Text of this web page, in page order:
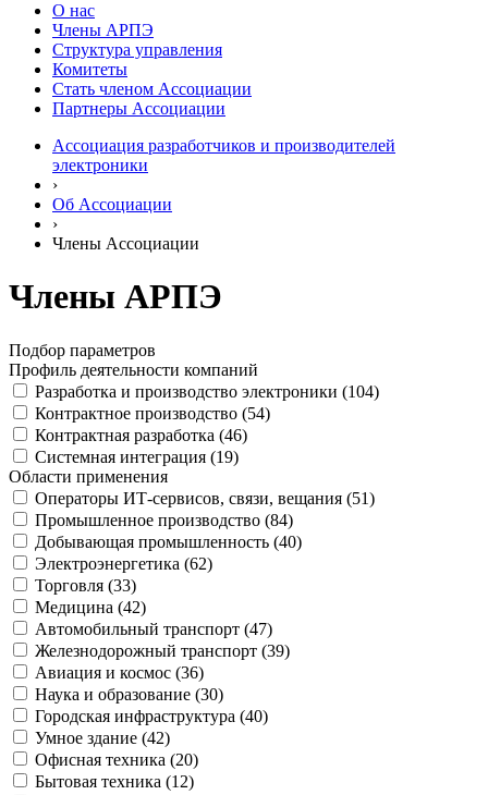
О нас
Члены АРПЭ
Структура управления
Комитеты
Стать членом Ассоциации
Партнеры Ассоциации
Ассоциация разработчиков и производителей
электроники
›
Об Ассоциации
›
Члены Ассоциации
Члены АРПЭ
Подбор параметров
Профиль деятельности компаний
Разработка и производство электроники (104)
Контрактное производство (54)
Контрактная разработка (46)
Системная интеграция (19)
Области применения
Операторы ИТ-сервисов, связи, вещания (51)
Промышленное производство (84)
Добывающая промышленность (40)
Электроэнергетика (62)
Торговля (33)
Медицина (42)
Автомобильный транспорт (47)
Железнодорожный транспорт (39)
Авиация и космос (36)
Наука и образование (30)
Городская инфраструктура (40)
Умное здание (42)
Офисная техника (20)
Бытовая техника (12)